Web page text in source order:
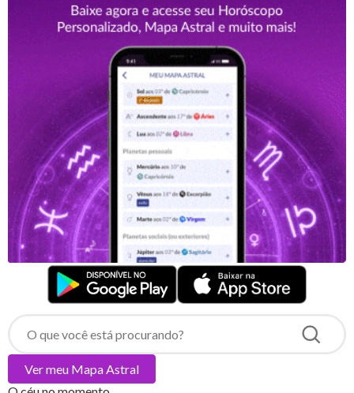
Ver meu Mapa Astral